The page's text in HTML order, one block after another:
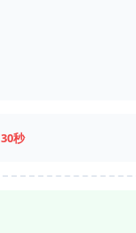
30秒